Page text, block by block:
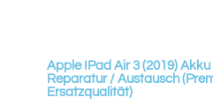
Apple IPad Air 3 (2019) Akku
Reparatur / Austausch
Ersatzqualität)